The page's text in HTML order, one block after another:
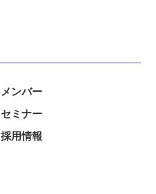
メンバー
セミナー
採用情報